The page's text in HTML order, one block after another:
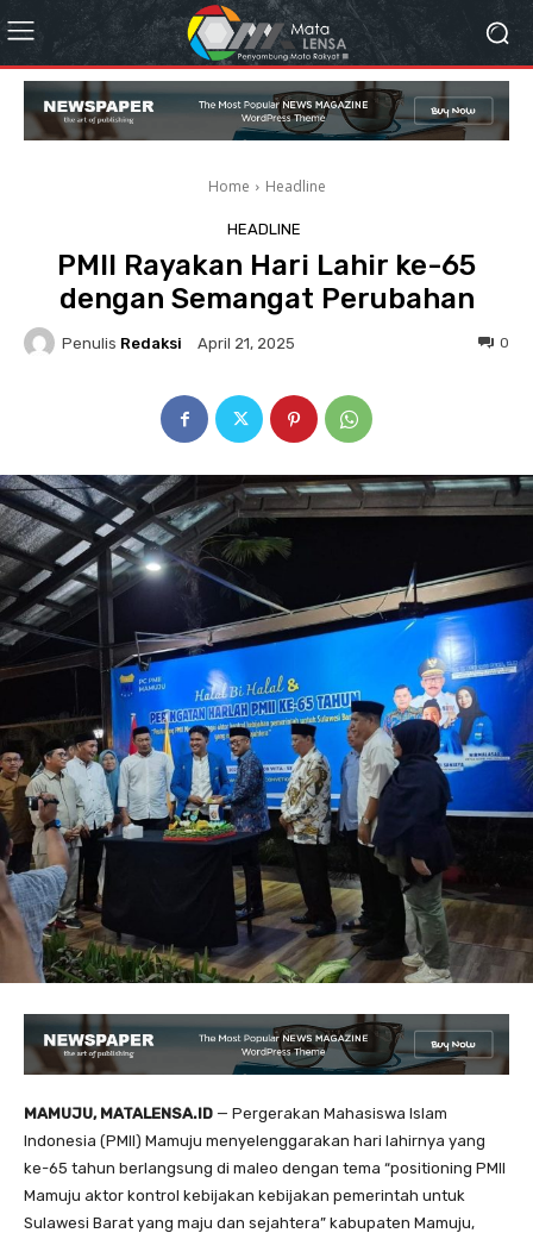
Home Headline
HEADLINE
PMII Rayakan Hari Lahir ke-65
dengan Semangat Perubahan
Penulis Redaksi April 21, 2025 0
MAMUJU, MATALENSA.ID — Pergerakan Mahasiswa Islam
Indonesia (PMII) Mamuju menyelenggarakan hari lahirnya yang
ke-65 tahun berlangsung di maleo dengan tema “positioning PMII
Mamuju aktor kontrol kebijakan kebijakan pemerintah untuk
Sulawesi Barat yang maju dan sejahtera” kabupaten Mamuju,